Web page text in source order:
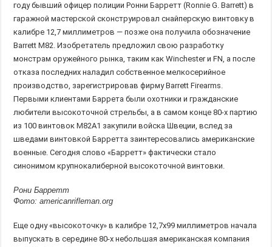
году бывший офицер полиции Ронни Барретт (Ronnie G. Barrett) в
гаражной мастерской сконструировал снайперскую винтовку в
калибре 12,7 миллиметров — позже она получила обозначение
Barrett M82. Изобретатель предложил свою разработку
монстрам оружейного рынка, таким как Winchester и FN, а после
отказа последних наладил собственное мелкосерийное
производство, зарегистрировав фирму Barrett Firearms.
Первыми клиентами Баррета были охотники и гражданские
любители высокоточной стрельбы, а в самом конце 80-х партию
из 100 винтовок М82А1 закупили войска Швеции, вслед за
шведами винтовкой Барретта заинтересовались американские
военные. Сегодня слово «Барретт» фактически стало
синонимом крупнокалиберной высокоточной винтовки.
Рони Барретт
Фото: americanrifleman.org
Еще одну «высокоточку» в калибре 12,7х99 миллиметров начала
выпускать в середине 80-х небольшая американская компания